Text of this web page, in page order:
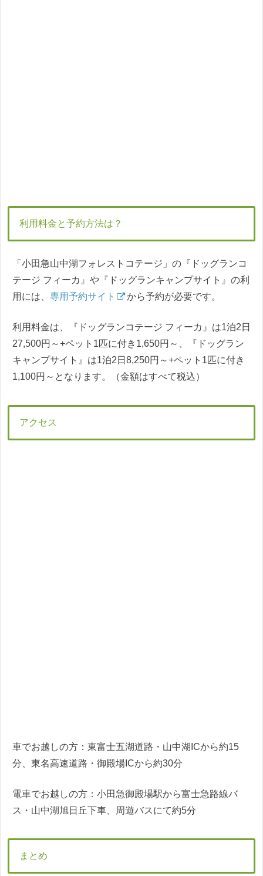
利用料金と予約方法は？
「小田急山中湖フォレストコテージ」の『ドッグランコ
テージ フィーカ』や『ドッグランキャンプサイト』の利
用には、 専用予約サイト から予約が必要です。
利用料金は、『ドッグランコテージ フィーカ』は1泊2日
27,500円～+ペット1匹に付き1,650円～、『ドッグラン
キャンプサイト』は1泊2日8,250円～+ペット1匹に付き
1,100円～となります。（金額はすべて税込）
アクセス
車でお越しの方：東富士五湖道路・山中湖ICから約15
分、東名高速道路・御殿場ICから約30分
電車でお越しの方：小田急御殿場駅から富士急路線バ
ス・山中湖旭日丘下車、周遊バスにて約5分
まとめ